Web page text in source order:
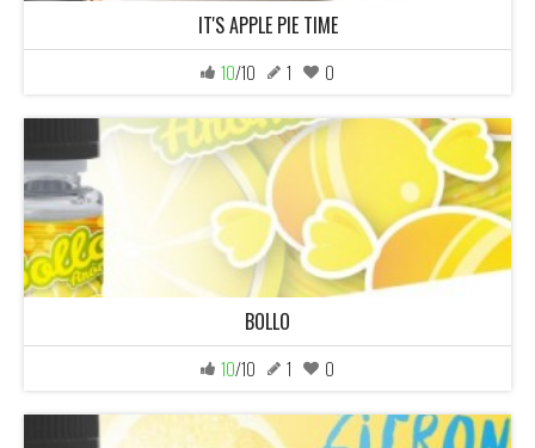
IT'S APPLE PIE TIME
10/10 1 0
BOLLO
10/10 1 0